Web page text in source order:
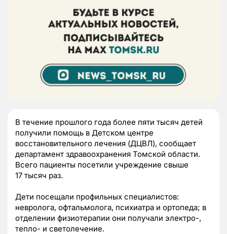
В течение прошлого года более пяти тысяч детей
получили помощь в Детском центре
восстановительного лечения (ДЦВЛ), сообщает
департамент здравоохранения Томской области.
Всего пациенты посетили учреждение свыше
17 тысяч раз.
Дети посещали профильных специалистов:
невролога, офтальмолога, психиатра и ортопеда; в
отделении физиотерапии они получали электро-,
тепло- и светолечение.